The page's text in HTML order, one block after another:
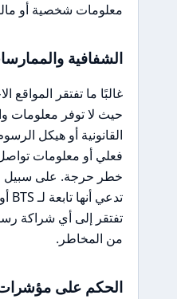
معلومات شخصية أو
الشفافية
غالبًا ما تفتقر المواقع
حيث لا توفر معلومات
القانونية أو هيكل
فعلي أو معلومات
خطر حرجة. على سبيل
تفتقر إلى أي شراكة
من المخاطر.
الحكم على